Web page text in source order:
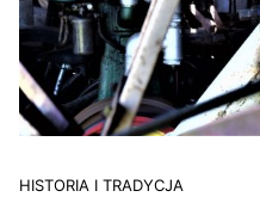
HISTORIA I TRADYCJA